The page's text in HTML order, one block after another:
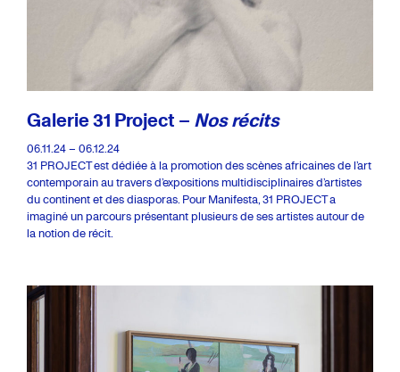
Galerie 31 Project – Nos récits
06.11.24 – 06.12.24
31 PROJECT est dédiée à la promotion des scènes africaines de l’art
contemporain au travers d’expositions multidisciplinaires d’artistes
du continent et des diasporas. Pour Manifesta, 31 PROJECT a
imaginé un parcours présentant plusieurs de ses artistes autour de
la notion de récit.